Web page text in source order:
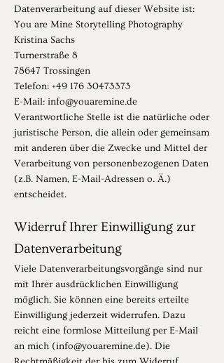
Datenverarbeitung auf dieser Website ist:
You are Mine Storytelling Photography
Kristina Sachs
Turnerstraße 8
78647 Trossingen
Telefon: +49 176 30473373
E-Mail: info@youaremine.de
Verantwortliche Stelle ist die natürliche oder
juristische Person, die allein oder gemeinsam
mit anderen über die Zwecke und Mittel der
Verarbeitung von personenbezogenen Daten
(z.B. Namen, E-Mail-Adressen o. Ä.)
entscheidet.
Widerruf Ihrer Einwilligung zur
Datenverarbeitung
Viele Datenverarbeitungsvorgänge sind nur
mit Ihrer ausdrücklichen Einwilligung
möglich. Sie können eine bereits erteilte
Einwilligung jederzeit widerrufen. Dazu
reicht eine formlose Mitteilung per E-Mail
an mich (info@youaremine.de). Die